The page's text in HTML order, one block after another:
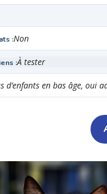
Non
À tester
d’enfants en bas âge, oui